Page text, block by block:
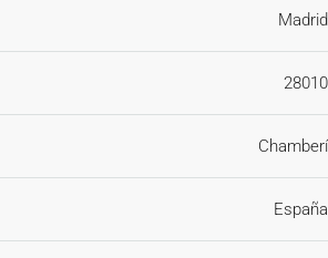
Madrid
28010
Chamberí
España